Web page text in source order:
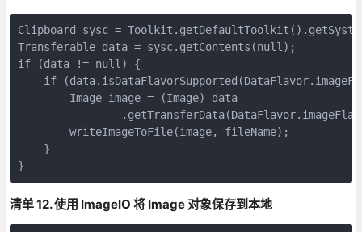
Clipboard sysc =
Transferable data = sysc.getContents(null);
if (data != null) {
if
        Image image = (Image) data
        writeImageToFile(image, fileName);
    }
}
清单 12. 使用 ImageIO 将 Image 对象保存到本地